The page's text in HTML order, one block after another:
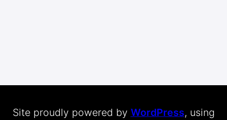
Site proudly powered by WordPress, using